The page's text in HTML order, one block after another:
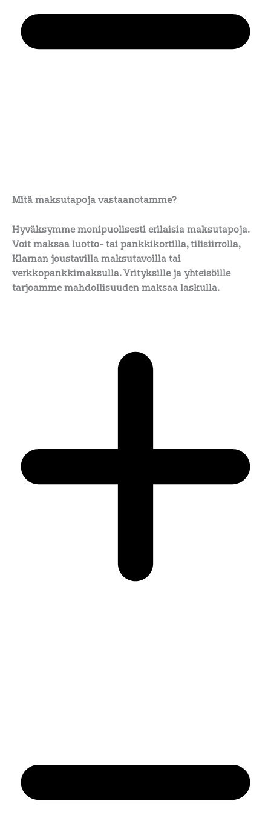
Mitä maksutapoja vastaanotamme?
Hyväksymme monipuolisesti erilaisia maksutapoja.
Voit maksaa luotto- tai pankkikortilla, tilisiirrolla,
Klarnan joustavilla maksutavoilla tai
verkkopankkimaksulla. Yrityksille ja yhteisöille
tarjoamme mahdollisuuden maksaa laskulla.